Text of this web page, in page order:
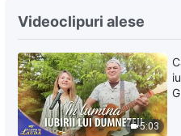
1:00:03
a
a treia
Videoclipuri alese
5:03